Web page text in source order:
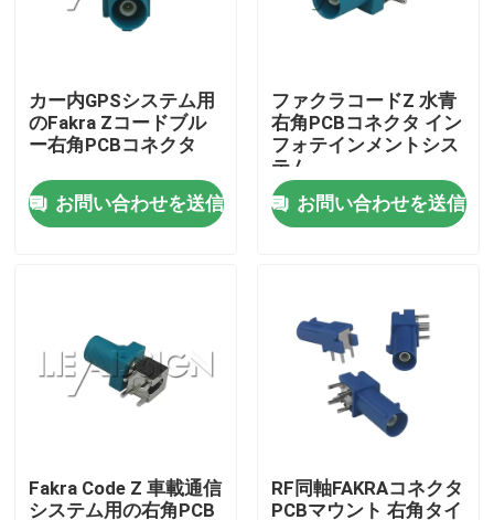
私たちに関しては
工場見学
品質管理
引用を要求
FAKRA PCBのコネクター
カー内GPSシステム用
のFakra Zコードブル
ー右角PCBコネクタ
お問い合わせを送信
ファクラコードZ 水青
右角PCBコネクタ イン
フォテインメントシス
テム
お問い合わせを送信
Fakra Code Z 車載通信
システム用の右角PCB
RF同軸FAKRAコネクタ
PCBマウント 右角タイ